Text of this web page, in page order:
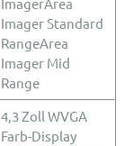
ImagerArea
Imager Standard
RangeArea
Imager Mid
Range
4,3 Zoll WVGA
Farb-Display